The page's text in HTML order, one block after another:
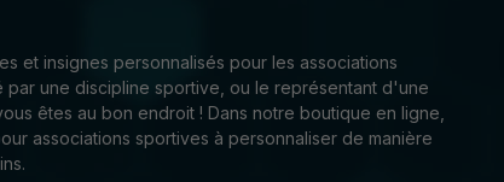
et insignes personnalisés pour les associations
une discipline sportive, ou le représentant d'une
êtes au bon endroit ! Dans notre boutique en ligne,
associations sportives à personnaliser de manière